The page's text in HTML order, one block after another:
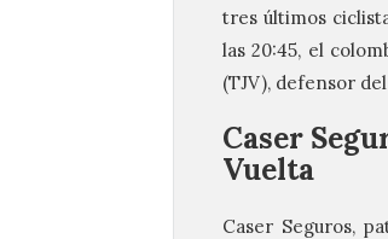
tres últimos
las 20:45, el
(TJV), defensor
Caser
Vuelta
Caser Seguros,